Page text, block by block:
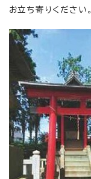
お立ち寄りください。